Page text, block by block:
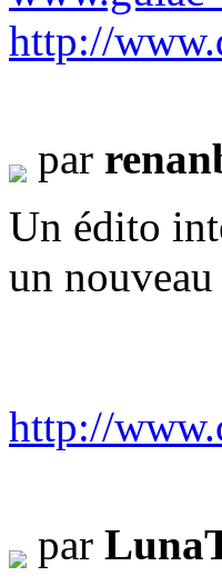
http://
par
Un édito
un
http://
par